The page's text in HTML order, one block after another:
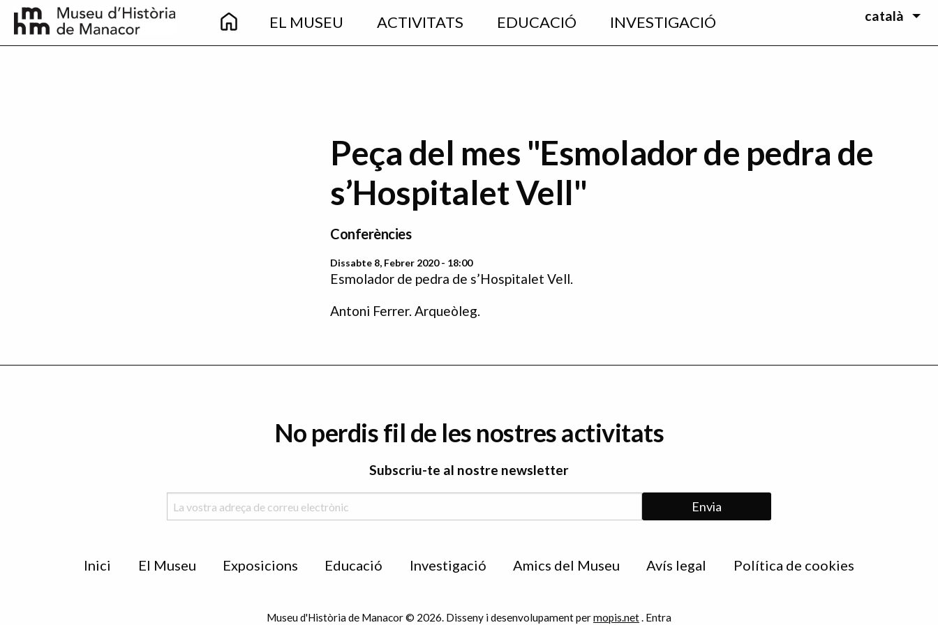
Vés al contingut
Main
navigation
EL MUSEU ACTIVITATS EDUCACIÓ INVESTIGACIÓ català
Peça del mes "Esmolador de pedra de
s’Hospitalet Vell"
Conferències
Dissabte 8, Febrer 2020 - 18:00
Esmolador de pedra de s’Hospitalet Vell.
Antoni Ferrer. Arqueòleg.
No perdis fil de les nostres activitats
Subscriu-te al nostre newsletter
Inici El Museu Exposicions Educació Investigació Amics del Museu Avís legal Política de cookies
Museu d'Història de Manacor © 2026. Disseny i desenvolupament permopis.net. Entra